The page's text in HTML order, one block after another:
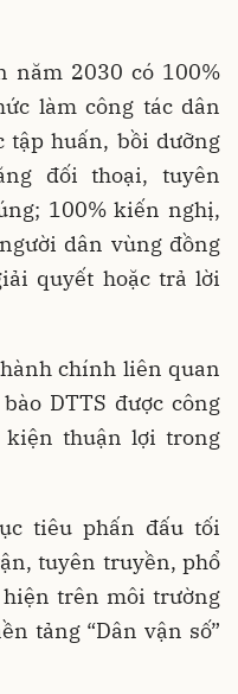
năm 2030 có 100%
làm công tác dân
tập huấn, bồi dưỡng
đối thoại, tuyên
100% kiến nghị,
dân vùng đồng
quyết hoặc trả lời
chính liên quan
DTTS được công
thuận lợi trong
tiêu phấn đấu tối
tuyên truyền, phổ
trên môi trường
tảng “Dân vận số”